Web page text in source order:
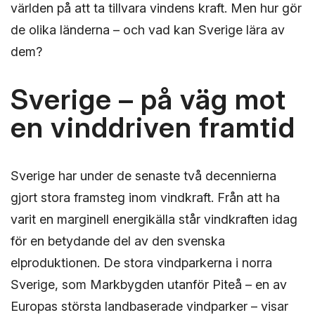
världen på att ta tillvara vindens kraft. Men hur gör
de olika länderna – och vad kan Sverige lära av
dem?
Sverige – på väg mot
en vinddriven framtid
Sverige har under de senaste två decennierna
gjort stora framsteg inom vindkraft. Från att ha
varit en marginell energikälla står vindkraften idag
för en betydande del av den svenska
elproduktionen. De stora vindparkerna i norra
Sverige, som Markbygden utanför Piteå – en av
Europas största landbaserade vindparker – visar